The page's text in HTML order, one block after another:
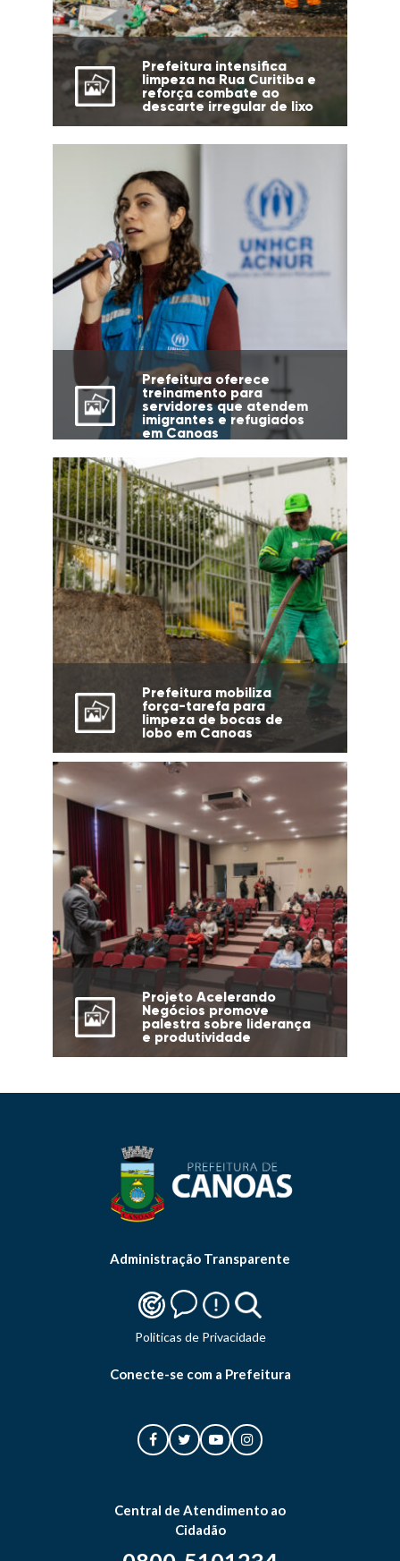
Prefeitura intensifica
limpeza na Rua Curitiba e
reforça combate ao
descarte irregular de lixo
Prefeitura oferece
treinamento para
servidores que atendem
imigrantes e refugiados
em Canoas
Prefeitura mobiliza
força-tarefa para
limpeza de bocas de
lobo em Canoas
Projeto Acelerando
Negócios promove
palestra sobre liderança
e produtividade
Administração Transparente
Politicas de Privacidade
Conecte-se com a Prefeitura
Central de Atendimento ao
Cidadão